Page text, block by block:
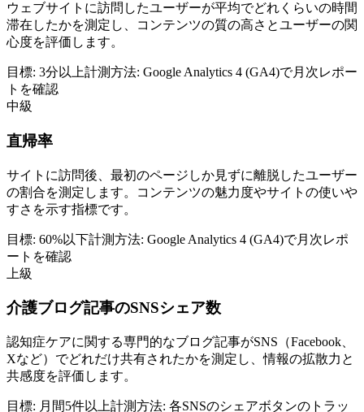
ウェブサイトに訪問したユーザーが平均でどれくらいの時間
滞在したかを測定し、コンテンツの質の高さとユーザーの関
心度を評価します。
目標: 3分以上計測方法: Google Analytics 4 (GA4)で月次レポー
トを確認
中級
直帰率
サイトに訪問後、最初のページしか見ずに離脱したユーザー
の割合を測定します。コンテンツの魅力度やサイトの使いや
すさを示す指標です。
目標: 60%以下計測方法: Google Analytics 4 (GA4)で月次レポ
ートを確認
上級
介護ブログ記事のSNSシェア数
認知症ケアに関する専門的なブログ記事がSNS（Facebook、
Xなど）でどれだけ共有されたかを測定し、情報の拡散力と
共感度を評価します。
目標: 月間5件以上計測方法: 各SNSのシェアボタンのトラッ